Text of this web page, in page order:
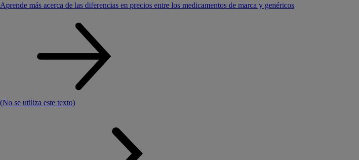
Aprende más acerca de las diferencias en precios entre los medicamentos de marca y genéricos
(No se utiliza este texto)